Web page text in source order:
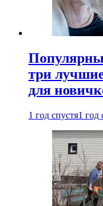
три
для
1 год спустя1 год